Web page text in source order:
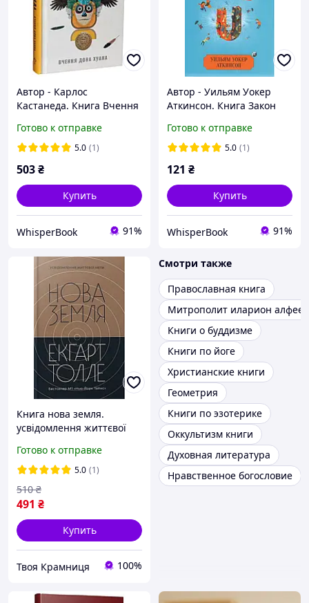
Автор - Карлос
Кастанеда. Книга Вчення
індіанців Які (тверд.) D8
Готово к отправке
5.0 (1)
503₴
Купить
WhisperBook 91%
Автор - Уильям Уокер
Аткинсон. Книга Закон
мысли (мягк.) D8
Готово к отправке
5.0 (1)
121 ₴
Купить
WhisperBook 91%
Книга нова земля.
усвідомлення життєвої
Готово к отправке
5.0 (1)
491 ₴
510 ₴
Купить
Твоя Крамниця 100%
Смотри также
Православная книга
Митрополит иларион алфеев
Книги о буддизме
Книги по йоге
Христианские книги
Геометрия
Книги по эзотерике
Оккультизм книги
Духовная литература
Нравственное богословие